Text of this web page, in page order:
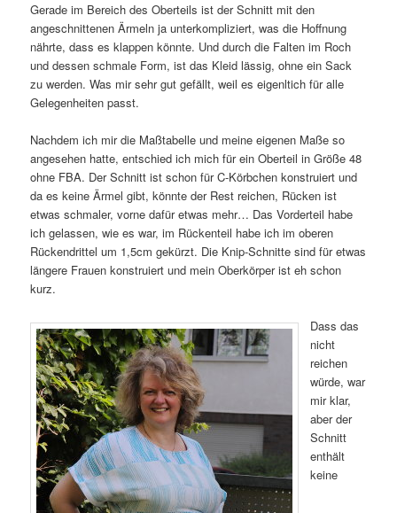
Gerade im Bereich des Oberteils ist der Schnitt mit den
angeschnittenen Ärmeln ja unterkompliziert, was die Hoffnung
nährte, dass es klappen könnte. Und durch die Falten im Roch
und dessen schmale Form, ist das Kleid lässig, ohne ein Sack
zu werden. Was mir sehr gut gefällt, weil es eigenltich für alle
Gelegenheiten passt.
Nachdem ich mir die Maßtabelle und meine eigenen Maße so
angesehen hatte, entschied ich mich für ein Oberteil in Größe 48
ohne FBA. Der Schnitt ist schon für C-Körbchen konstruiert und
da es keine Ärmel gibt, könnte der Rest reichen, Rücken ist
etwas schmaler, vorne dafür etwas mehr… Das Vorderteil habe
ich gelassen, wie es war, im Rückenteil habe ich im oberen
Rückendrittel um 1,5cm gekürzt. Die Knip-Schnitte sind für etwas
längere Frauen konstruiert und mein Oberkörper ist eh schon
kurz.
Dass das
nicht
reichen
würde, war
mir klar,
aber der
Schnitt
enthält
keine